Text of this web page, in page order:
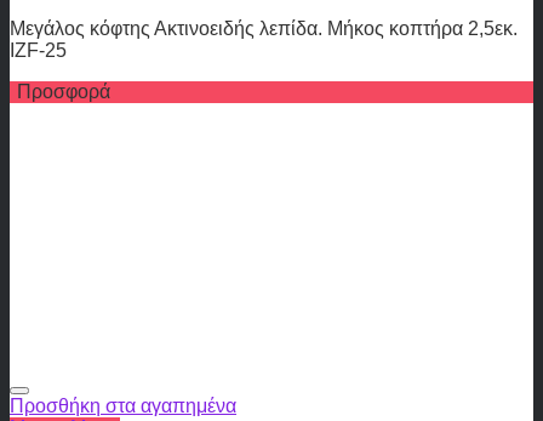
Μεγάλος κόφτης Ακτινοειδής λεπίδα. Μήκος κοπτήρα 2,5εκ.
IZF-25
Προσφορά
Προσθήκη στα αγαπημένα